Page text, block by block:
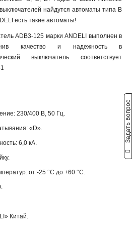
найдутся автоматы типа B
есть такие автоматы!
ADB3-125 марки ANDELI выполнен в
качество и надежность в
выключатель соответствует
230/400 В, 50 Гц.
«D».
6,0 кА.
от -25 °С до +60 °С.
Китай.
Задать вопрос